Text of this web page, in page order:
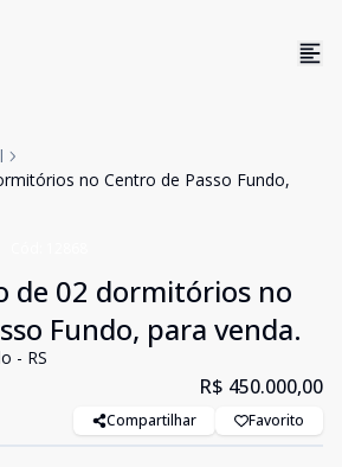
no Centro de Passo Fundo,
de 02 dormitórios no
Fundo, para venda.
- RS
R$ 450.000,00
Compartilhar Favorito